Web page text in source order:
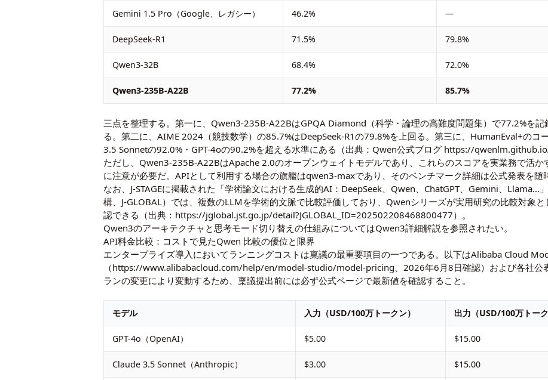
Gemini 1.5 Pro（Google、レガシー） 46.2% —
DeepSeek-R1 71.5% 79.8%
Qwen3-32B 68.4% 72.0%
Qwen3-235B-A22B 77.2% 85.7%
三点を整理する。第一に、Qwen3-235B-A22BはGPQA Diamond（科学・論理の高難度問題集）で77.2%を
る。第二に、AIME 2024（競技数学）の85.7%はDeepSeek-R1の79.8%を上回る。第三に、HumanEval+のコ
3.5 Sonnetの92.0%・GPT-4oの90.2%を超える水準にある（出典：Qwen公式ブログ https://
ただし、Qwen3-235B-A22BはApache 2.0のオープンウェイトモデルであり、これらのスコアを実業務で活か
に注意が必要だ。APIとして利用する場合の旗艦はqwen3-maxであり、そのベンチマーク詳細は公式発表を随
なお、J-STAGEに掲載された「学術論文における生成的AI：DeepSeek、Qwen、ChatGPT、Gemini、Llama…
構、J-GLOBAL）では、複数のLLMを学術的文脈で比較評価しており、Qwenシリーズが実用研究の比較対象
認できる（出典：https://jglobal.jst.go.jp/detail?JGLOBAL_ID=202502208468800477）。
Qwen3のアーキテクチャと思考モード切り替えの仕組みについてはQwen3詳細解説を参照されたい。
API料金比較：コストで見たQwen 比較の優位と限界
エンタープライズ導入においてランニングコストは稟議の最重要項目の一つである。以下はAlibaba Cloud
（https://www.alibabacloud.com/help/en/model-studio/model-pricing、2026年6月8日確認）および各社公
ランの変更により変動するため、稟議提出前には必ず公式ページで最新値を確認すること。
モデル 入力（USD/100万トークン） 出力（USD/100万トーク
GPT-4o（OpenAI） $5.00 $15.00
Claude 3.5 Sonnet（Anthropic） $3.00 $15.00